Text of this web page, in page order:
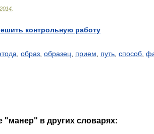
2014
контрольную работу
образ образец прием путь способ
"манер" в других словарях: